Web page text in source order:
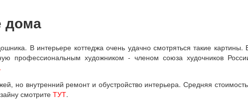
дома
В интерьере коттеджа очень удачно смотряться такие
профессиональным художником - членом союза худочников
но внутренний ремонт и обустройство интерьера. Средняя
смотрите ТУТ.